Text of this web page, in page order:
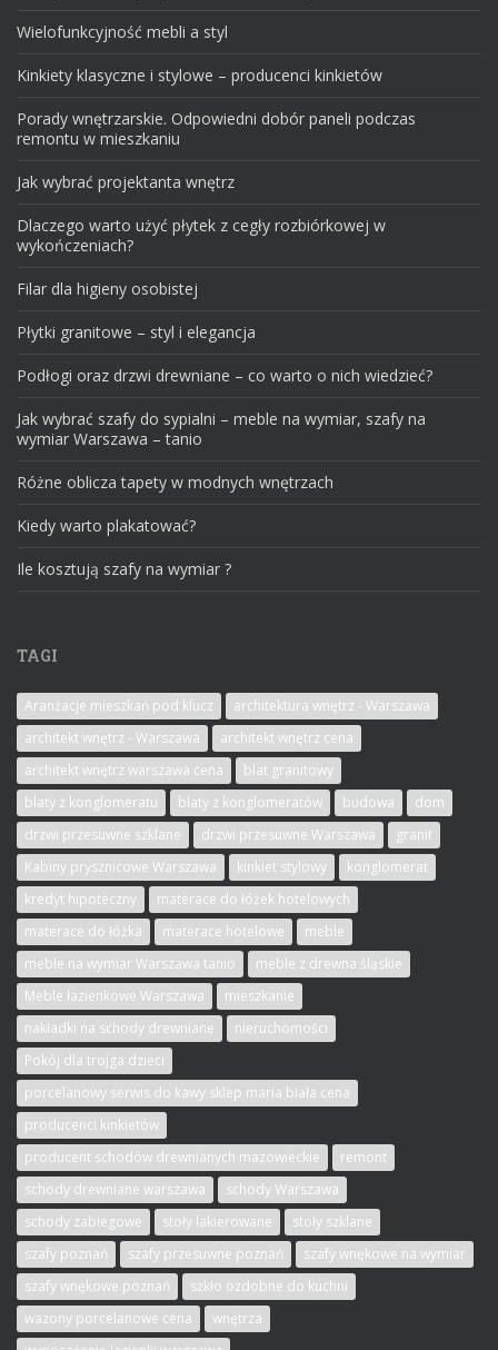
Wielofunkcyjność mebli a styl
Kinkiety klasyczne i stylowe – producenci kinkietów
Porady wnętrzarskie. Odpowiedni dobór paneli podczas
remontu w mieszkaniu
Jak wybrać projektanta wnętrz
Dlaczego warto użyć płytek z cegły rozbiórkowej w
wykończeniach?
Filar dla higieny osobistej
Płytki granitowe – styl i elegancja
Podłogi oraz drzwi drewniane – co warto o nich wiedzieć?
Jak wybrać szafy do sypialni – meble na wymiar, szafy na
wymiar Warszawa – tanio
Różne oblicza tapety w modnych wnętrzach
Kiedy warto plakatować?
Ile kosztują szafy na wymiar ?
TAGI
Aranżacje mieszkań pod klucz
architektura wnętrz - Warszawa
architekt wnętrz - Warszawa
architekt wnętrz cena
architekt wnętrz warszawa cena
blat granitowy
blaty z konglomeratu
blaty z konglomeratów budowa
dom
drzwi przesuwne szklane
drzwi przesuwne Warszawa
granit
Kabiny prysznicowe Warszawa
kinkiet stylowy
konglomerat
kredyt hipoteczny
materace do łóżek hotelowych
materace do łóżka
materace hotelowe
meble
meble na wymiar Warszawa tanio
meble z drewna śląskie
Meble łazienkowe Warszawa
mieszkanie
nakładki na schody drewniane
nieruchomości
Pokój dla trojga dzieci
porcelanowy serwis do kawy sklep maria biała cena
producenci kinkietów
producent schodów drewnianych mazowieckie
remont
schody drewniane warszawa
schody Warszawa
schody zabiegowe
stoły lakierowane
stoły szklane
szafy poznań
szafy przesuwne poznań
szafy wnękowe na wymiar
szafy wnękowe poznań
szkło ozdobne do kuchni
wazony porcelanowe cena
wnętrza